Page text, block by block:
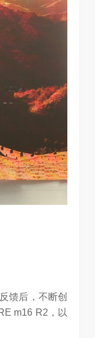
馈后，不断创
m16 R2，以
布具有重大意义
信芯保障”海信空调变频S
副局长、中…